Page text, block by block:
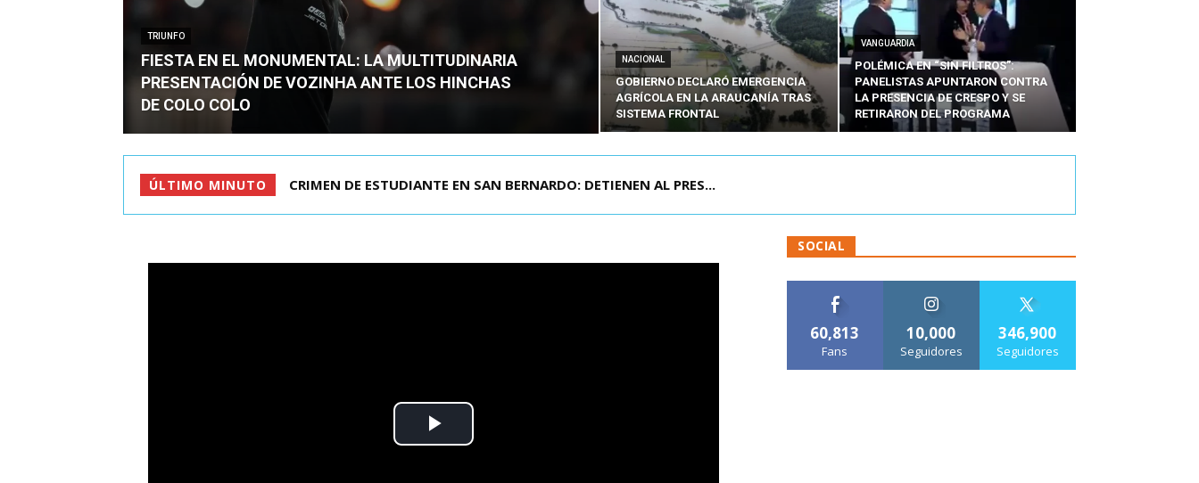
TRIUNFO
FIESTA EN EL MONUMENTAL: LA MULTITUDINARIA
PRESENTACIÓN DE VOZINHA ANTE LOS HINCHAS
DE COLO COLO
NACIONAL
GOBIERNO DECLARÓ EMERGENCIA
AGRÍCOLA EN LA ARAUCANÍA TRAS
SISTEMA FRONTAL
VANGUARDIA
POLÉMICA EN “SIN FILTROS”:
PANELISTAS APUNTARON CONTRA
LA PRESENCIA DE CRESPO Y SE
RETIRARON DEL PROGRAMA
ÚLTIMO MINUTO CRIMEN DE ESTUDIANTE EN SAN BERNARDO: DETIENEN AL PRES...
SOCIAL
60,813
Fans
10,000
Seguidores
346,900
Seguidores